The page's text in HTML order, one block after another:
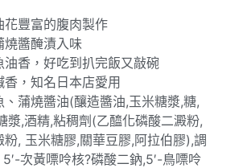
花豐富的腹肉製作
燒醬醃漬入味
油香，好吃到扒完飯又敲碗
香，知名日本店愛用
、蒲燒醬油(釀造醬油,玉米糖漿,糖,
漿,酒精,粘稠劑(乙醯化磷酸二澱粉,
, 玉米糖膠,關華豆膠,阿拉伯膠),調
次黃嘌呤核?磷酸二鈉,5′-鳥嘌呤